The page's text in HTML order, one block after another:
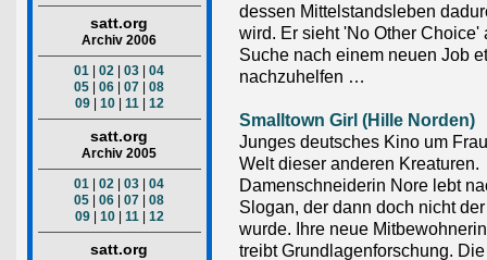
satt.org
Archiv 2006
01 |02 |03 |04
05 |06 |07 |08
09
10 11 12
satt.org
Archiv 2005
01 |02 |03 |04
05 |06 |07 |08
09 | 10 | 11 | 12
satt.org
dessen Mittelstandsleben
wird. Er sieht 'No Other Choice'
Suche nach einem neuen Job
nachzuhelfen …
Smalltown Girl (Hille Norden)
Junges deutsches Kino um
Welt dieser anderen Kreaturen.
Damenschneiderin Nore lebt
Slogan, der dann doch nicht
wurde. Ihre neue
treibt Grundlagenforschung.